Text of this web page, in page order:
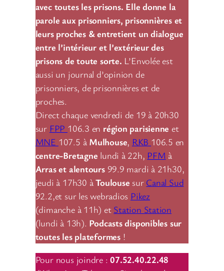
avec toutes les prisons. Elle donne la
parole aux prisonniers, prisonnières et
leurs proches & entretient un dialogue
entre l’intérieur et l’extérieur des
prisons de toute sorte. L’Envolée est
aussi un journal d’opinion de
prisonniers, de prisonnières et de
proches.
Direct chaque vendredi de 19 à 20h30
sur FPP 106.3 en région parisienne et
MNE 107.5 à Mulhouse, RKB 106.5 en
centre-Bretagne lundi à 22h, PFM à
Arras et alentours99.9 mardi à 21h30,
jeudi à 17h30 àToulouse sur Canal Sud
92.2,et sur les webradios Pikez
(dimanche à 11h) et Station Station
(lundi à 13h). Podcasts disponibles sur
toutes les plateformes!
Pour nous joindre :07.52.40.22.48